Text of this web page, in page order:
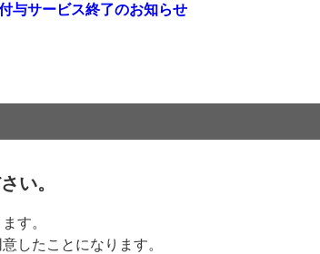
与サービス終了のお知らせ
い。
す。
したことになります。